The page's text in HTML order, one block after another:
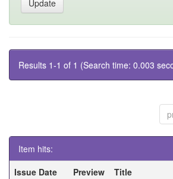
Results 1-1 of 1 (Search time: 0.003
Item hits:
Issue Date
Preview Title